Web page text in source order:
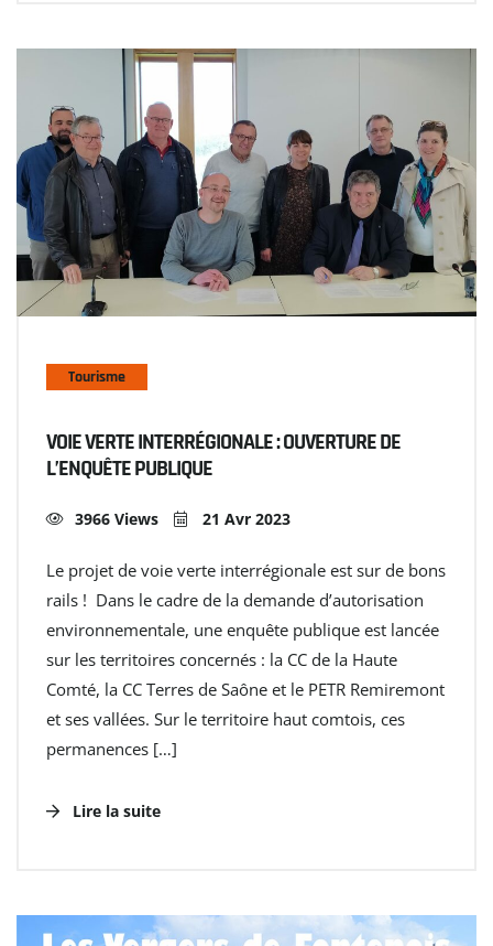
Tourisme
VOIE VERTE INTERRÉGIONALE : OUVERTURE DE
L’ENQUÊTE PUBLIQUE
3966 Views 21 Avr 2023
Le projet de voie verte interrégionale est sur de bons
rails ! Dans le cadre de la demande d’autorisation
environnementale, une enquête publique est lancée
sur les territoires concernés : la CC de la Haute
Comté, la CC Terres de Saône et le PETR Remiremont
et ses vallées. Sur le territoire haut comtois, ces
permanences […]
Lire la suite